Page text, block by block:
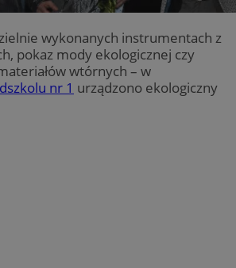
wykonanych instrumentach z
pokaz mody ekologicznej czy
wtórnych – w
nr 1 urządzono ekologiczny